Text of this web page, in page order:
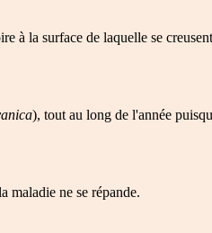
à la surface de laquelle se
), tout au long de l'année
maladie ne se répande.